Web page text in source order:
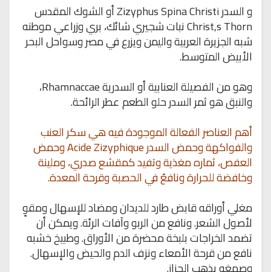
و السدر Zizyphus Spina Christi أو الشوك المقدس
Christ,s Thorn نبات شجيري شائك، بري وزراعي موطنه
شبه الجزيرة العربية واليمن ويزرع في مصر وسواحل البحر
الأبيض المتوسط.
وهو من الفصيلة العنابية أو السدرية Rhamnaccae،
والنبق هو ثمر السدر حلو الطعم عطر الرائحة.
أهم العناصر الفعالة الموجودة فيه هي سكر العنب
والفواكهة وحمض السدر Acide Zizyphique وحمض
العفص، ثماره مغذية وتفيد كمقشع صدري، وملينة
وخافضة للحرارة ونافعٌ في الحصبة وقرحة المعدة.
مغلي أوراقه قابض طارد للديدان ومضاد للإسهال ومقوٍ
لأصول الشعر.ونافع من الربو وآفات الرئة.ويمكن أن
تضمد الخراجات بلبخة محضرة من الأوراق. وطبيخ خشبه
نافع من قرحة الأمعاء ونزف الدم والحيض والإسهال.